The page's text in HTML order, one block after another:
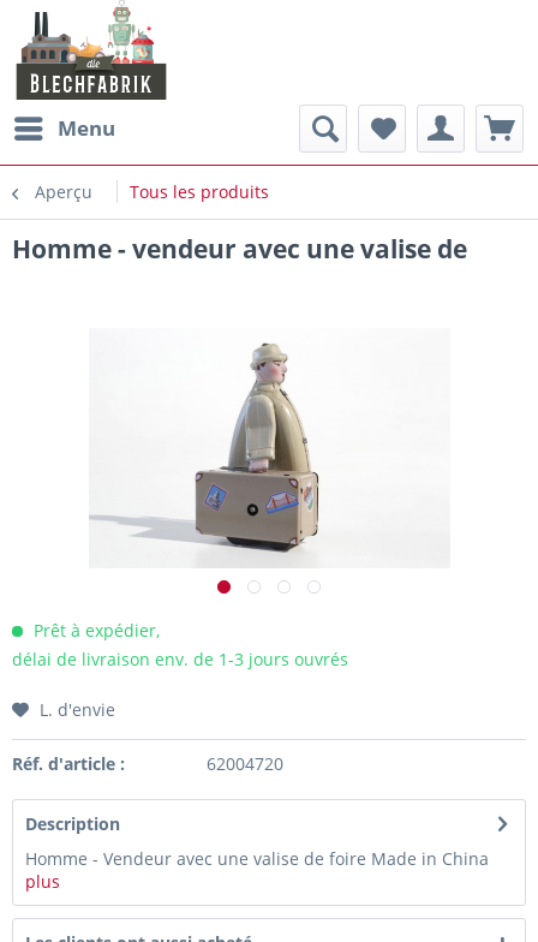
Menu
Aperçu Tous les produits
Homme - vendeur avec une valise de
Prêt à expédier,
délai de livraison env. de 1-3 jours ouvrés
L. d'envie
Réf. d'article : 62004720
Description
Homme - Vendeur avec une valise de foire Made in China
plus